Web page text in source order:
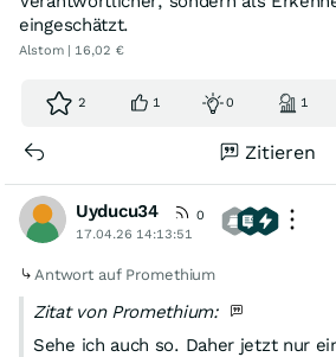
eingeschätzt.
Alstom | 16,02 €
2 1 0 1
Zitieren
Uyducu34
0
17.04.26 14:13:51
Antwort auf Promethium
Zitat von Promethium:
Sehe ich auch so. Daher jetzt nur